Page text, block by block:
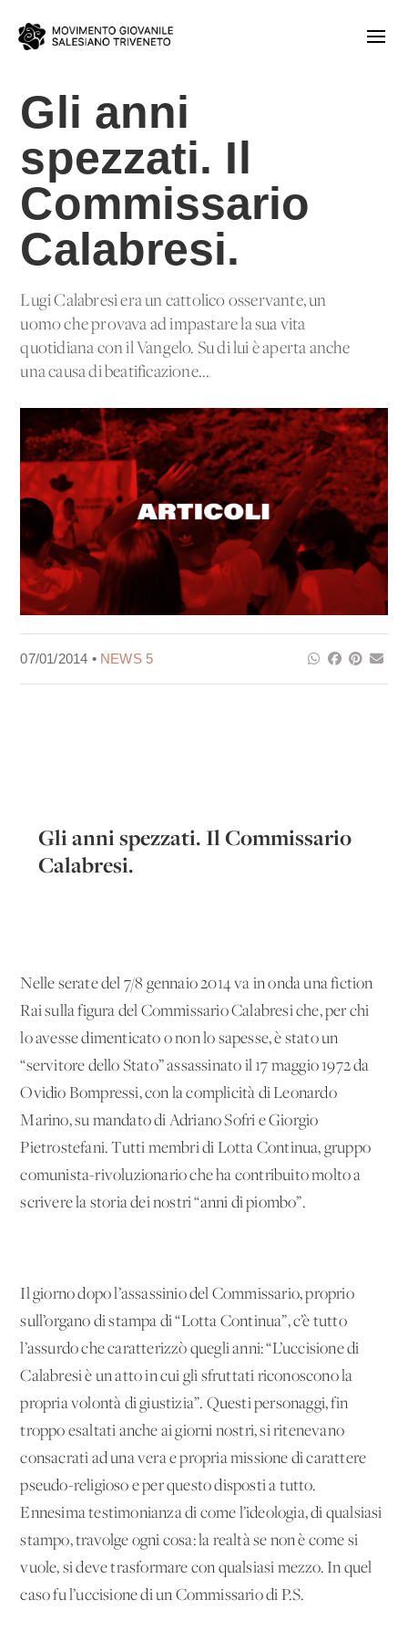
Gli anni
spezzati. Il
Commissario
Calabresi.
Lugi Calabresi era un cattolico osservante, un
uomo che provava ad impastare la sua vita
quotidiana con il Vangelo. Su di lui è aperta anche
una causa di beatificazione...
07/01/2014 • NEWS 5
Gli anni spezzati. Il Commissario
Calabresi.
Nelle serate del 7/8 gennaio 2014 va in onda una fiction
Rai sulla figura del Commissario Calabresi che, per chi
lo avesse dimenticato o non lo sapesse, è stato un
“servitore dello Stato” assassinato il 17 maggio 1972 da
Ovidio Bompressi, con la complicità di Leonardo
Marino, su mandato di Adriano Sofri e Giorgio
Pietrostefani. Tutti membri di Lotta Continua, gruppo
comunista-rivoluzionario che ha contribuito molto a
scrivere la storia dei nostri “anni di piombo”.
Il giorno dopo l’assassinio del Commissario, proprio
sull’organo di stampa di “Lotta Continua”, c’è tutto
l’assurdo che caratterizzò quegli anni: “L’uccisione di
Calabresi è un atto in cui gli sfruttati riconoscono la
propria volontà di giustizia”. Questi personaggi, fin
troppo esaltati anche ai giorni nostri, si ritenevano
consacrati ad una vera e propria missione di carattere
pseudo-religioso e per questo disposti a tutto.
Ennesima testimonianza di come l’ideologia, di qualsiasi
stampo, travolge ogni cosa: la realtà se non è come si
vuole, si deve trasformare con qualsiasi mezzo. In quel
caso fu l’uccisione di un Commissario di P.S.